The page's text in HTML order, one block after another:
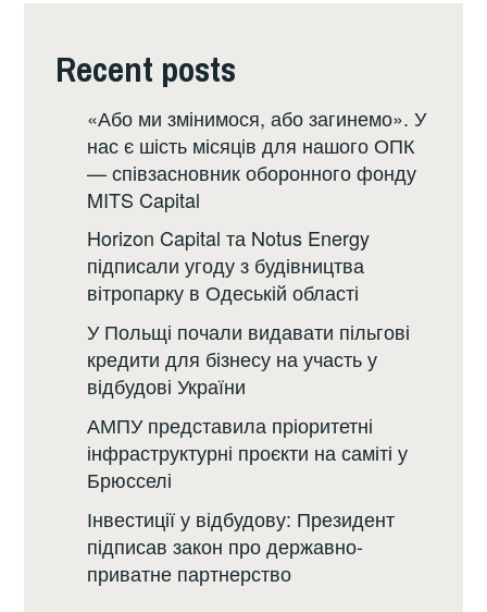
Recent posts
«Або ми змінимося, або загинемо». У
нас є шість місяців для нашого ОПК
— співзасновник оборонного фонду
MITS Capital
Horizon Capital та Notus Energy
підписали угоду з будівництва
вітропарку в Одеській області
У Польщі почали видавати пільгові
кредити для бізнесу на участь у
відбудові України
АМПУ представила пріоритетні
інфраструктурні проєкти на саміті у
Брюсселі
Інвестиції у відбудову: Президент
підписав закон про державно-
приватне партнерство